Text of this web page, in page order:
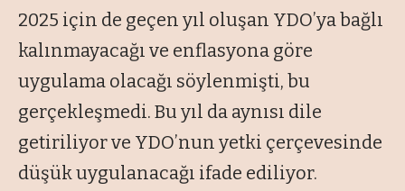
2025 için de geçen yıl oluşan YDO’ya bağlı
kalınmayacağı ve enflasyona göre
uygulama olacağı söylenmişti, bu
gerçekleşmedi. Bu yıl da aynısı dile
getiriliyor ve YDO’nun yetki çerçevesinde
düşük uygulanacağı ifade ediliyor.